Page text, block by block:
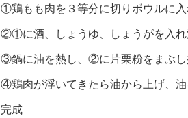
①鶏もも肉を３等分に切りボウルに入
②①に酒、しょうゆ、しょうがを入れ
③鍋に油を熱し、②に片栗粉をまぶし
④鶏肉が浮いてきたら油から上げ、油
完成